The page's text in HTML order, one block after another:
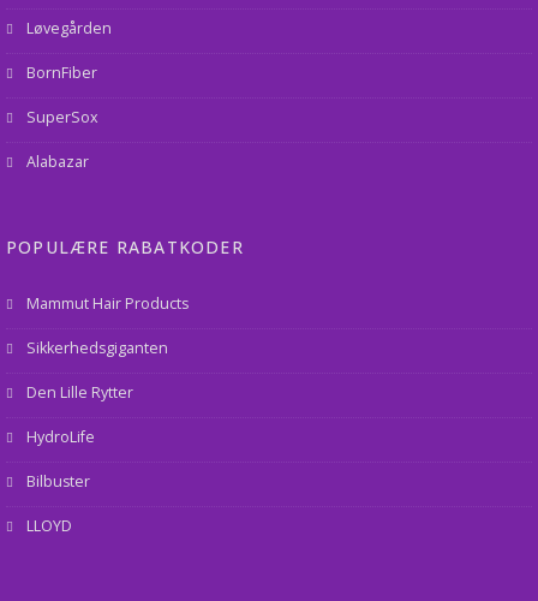
Løvegården
BornFiber
SuperSox
Alabazar
POPULÆRE RABATKODER
Mammut Hair Products
Sikkerhedsgiganten
Den Lille Rytter
HydroLife
Bilbuster
LLOYD